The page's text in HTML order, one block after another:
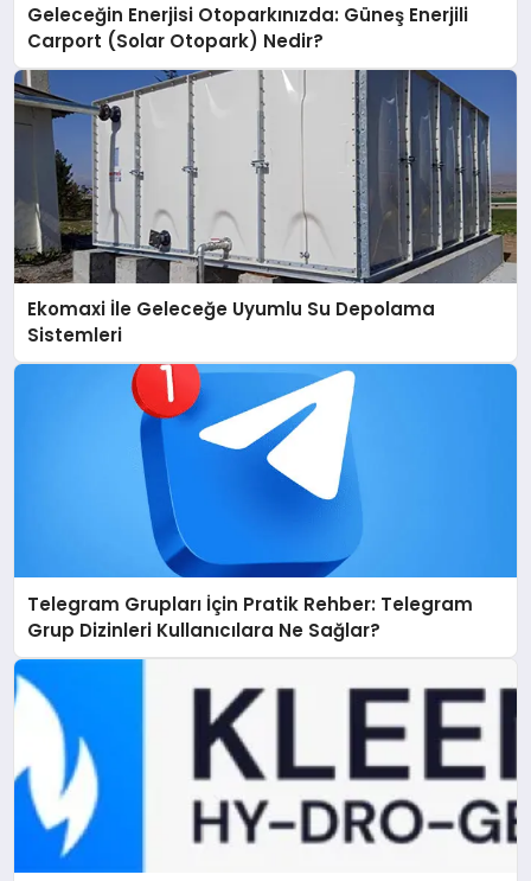
Geleceğin Enerjisi Otoparkınızda: Güneş Enerjili
Carport (Solar Otopark) Nedir?
Ekomaxi İle Geleceğe Uyumlu Su Depolama
Sistemleri
Telegram Grupları İçin Pratik Rehber: Telegram
Grup Dizinleri Kullanıcılara Ne Sağlar?